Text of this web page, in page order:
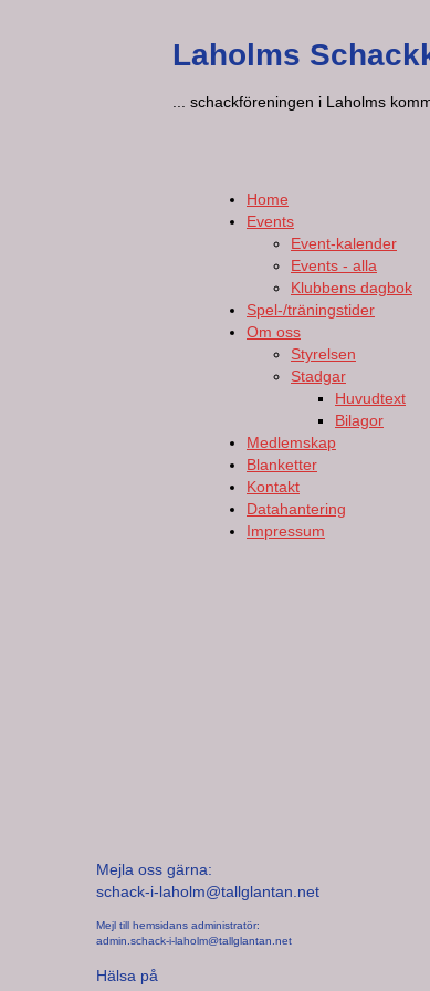
Laholms
... schackföreningen i Laholms
Home
Events
Event-kalender
Events - alla
Klubbens dagbok
Spel-/träningstider
Om oss
Styrelsen
Stadgar
Huvudtext
Bilagor
Medlemskap
Blanketter
Kontakt
Datahantering
Impressum
Mejla oss gärna:
schack-i-laholm@tallglantan.net
Mejl till hemsidans administratör:
admin.schack-i-laholm@tallglantan.net
Hälsa på